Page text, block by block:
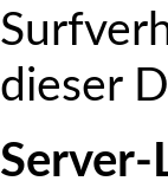
dieser
Server-